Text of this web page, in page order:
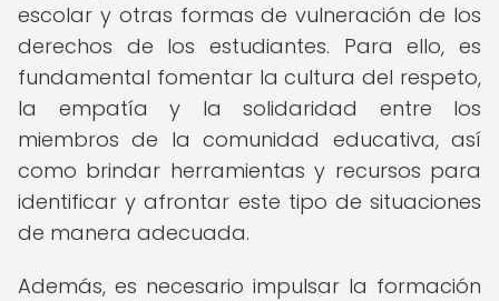
escolar y otras formas de vulneración de los
derechos de los estudiantes. Para ello, es
fundamental fomentar la cultura del respeto,
la empatía y la solidaridad entre los
miembros de la comunidad educativa, así
como brindar herramientas y recursos para
identificar y afrontar este tipo de situaciones
de manera adecuada.
Además, es necesario impulsar la formación